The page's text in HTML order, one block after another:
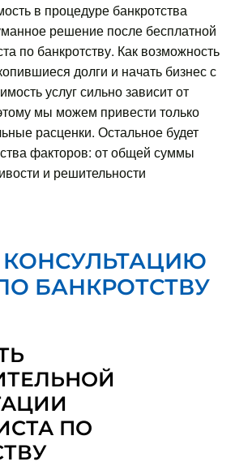
в процедуре банкротства
решение после бесплатной
по банкротству. Как возможность
долги и начать бизнес с
услуг сильно зависит от
мы можем привести только
расценки. Остальное будет
факторов: от общей суммы
и решительности
БАНКРОТСТВУ
ПО